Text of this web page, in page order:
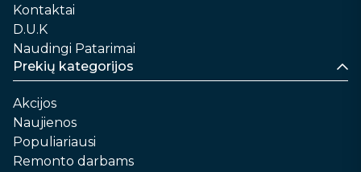
Kontaktai
D.U.K
Naudingi Patarimai
Prekių kategorijos
Akcijos
Naujienos
Populiariausi
Remonto darbams